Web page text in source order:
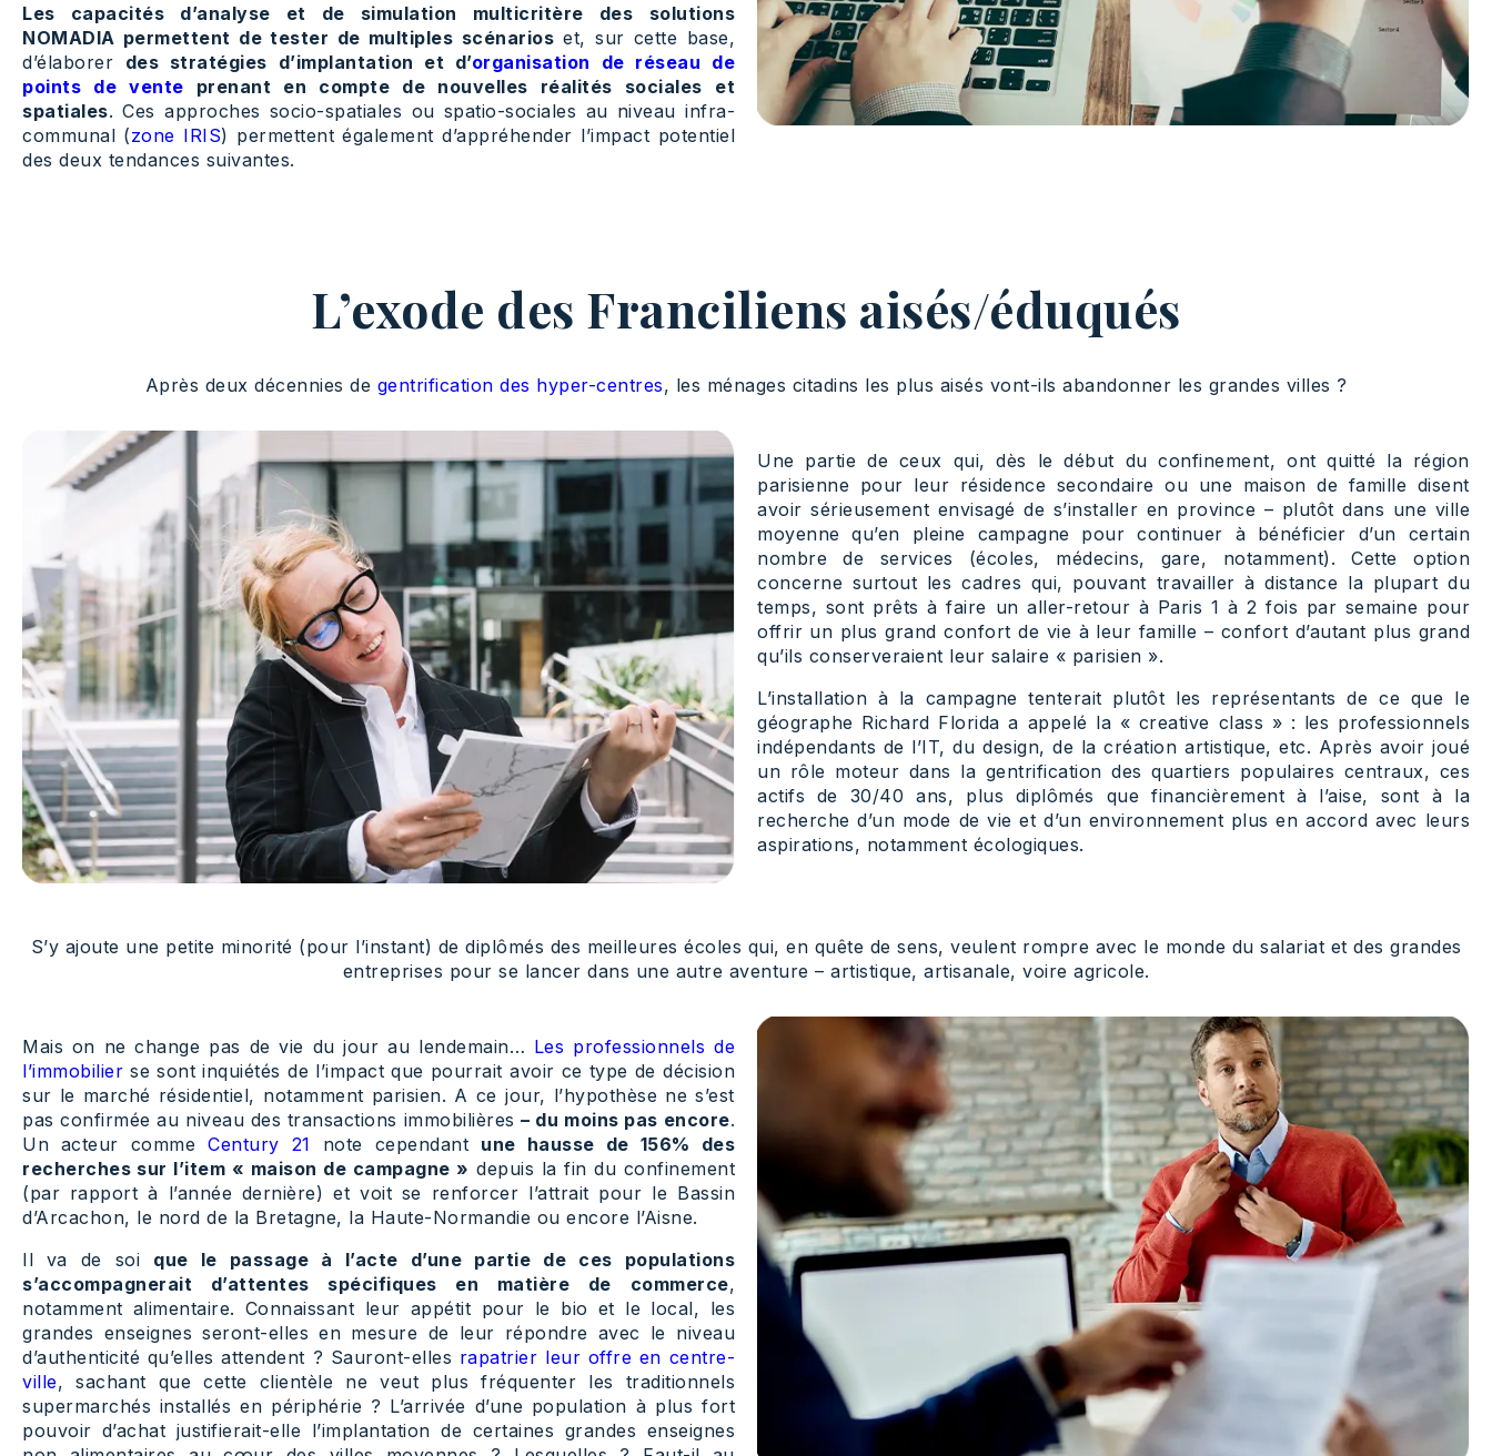
Les capacités d’analyse et de simulation multicritère des solutions
NOMADIA permettent de tester de multiples scénarios et, sur cette base,
d’élaborer des stratégies d’implantation et d’organisation de réseau de
points de vente prenant en compte de nouvelles réalités sociales et
spatiales. Ces approches socio-spatiales ou spatio-sociales au niveau infra-
communal (zone IRIS) permettent également d’appréhender l’impact potentiel
des deux tendances suivantes.
L’exode des Franciliens aisés/éduqués
Après deux décennies de gentrification des hyper-centres, les ménages citadins les plus aisés vont-ils abandonner les grandes villes ?
Une partie de ceux qui, dès le début du confinement, ont quitté la région
parisienne pour leur résidence secondaire ou une maison de famille disent
avoir sérieusement envisagé de s’installer en province – plutôt dans une ville
moyenne qu’en pleine campagne pour continuer à bénéficier d’un certain
nombre de services (écoles, médecins, gare, notamment). Cette option
concerne surtout les cadres qui, pouvant travailler à distance la plupart du
temps, sont prêts à faire un aller-retour à Paris 1 à 2 fois par semaine pour
offrir un plus grand confort de vie à leur famille – confort d’autant plus grand
qu’ils conserveraient leur salaire « parisien ».
L’installation à la campagne tenterait plutôt les représentants de ce que le
géographe Richard Florida a appelé la « creative class » : les professionnels
indépendants de l’IT, du design, de la création artistique, etc. Après avoir joué
un rôle moteur dans la gentrification des quartiers populaires centraux, ces
actifs de 30/40 ans, plus diplômés que financièrement à l’aise, sont à la
recherche d’un mode de vie et d’un environnement plus en accord avec leurs
aspirations, notamment écologiques.
S’y ajoute une petite minorité (pour l’instant) de diplômés des meilleures écoles qui, en quête de sens, veulent rompre avec le monde du salariat et des grandes
entreprises pour se lancer dans une autre aventure – artistique, artisanale, voire agricole.
Mais on ne change pas de vie du jour au lendemain… Les professionnels de
l’immobilier se sont inquiétés de l’impact que pourrait avoir ce type de décision
sur le marché résidentiel, notamment parisien. A ce jour, l’hypothèse ne s’est
pas confirmée au niveau des transactions immobilières– du moins pas encore.
Un acteur commeCentury 21 note cependant une hausse de 156% des
recherches sur l’item « maison de campagne » depuis la fin du confinement
(par rapport à l’année dernière) et voit se renforcer l’attrait pour le Bassin
d’Arcachon, le nord de la Bretagne, la Haute-Normandie ou encore l’Aisne.
Il va de soi que le passage à l’acte d’une partie de ces populations
s’accompagnerait d’attentes spécifiques en matière de commerce,
notamment alimentaire. Connaissant leur appétit pour le bio et le local, les
grandes enseignes seront-elles en mesure de leur répondre avec le niveau
d’authenticité qu’elles attendent ? Sauront-elles rapatrier leur offre en centre-
ville, sachant que cette clientèle ne veut plus fréquenter les traditionnels
supermarchés installés en périphérie ? L’arrivée d’une population à plus fort
pouvoir d’achat justifierait-elle l’implantation de certaines grandes enseignes